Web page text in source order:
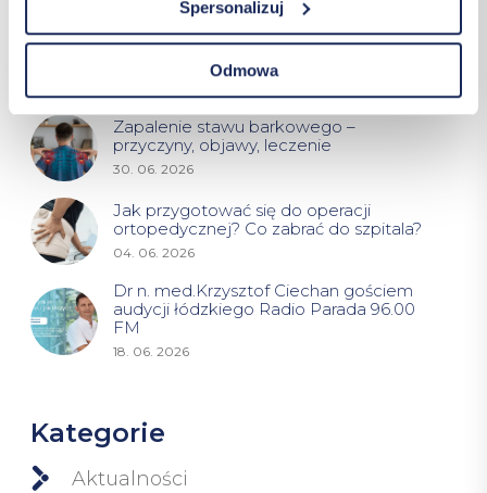
Spersonalizuj
Odmowa
Przykurcz Dupuytrena – przyczyny,
objawy, leczenie
Zapalenie stawu barkowego –
przyczyny, objawy, leczenie
30. 06. 2026
Jak przygotować się do operacji
ortopedycznej? Co zabrać do szpitala?
04. 06. 2026
Dr n. med.Krzysztof Ciechan gościem
audycji łódzkiego Radio Parada 96.00
FM
18. 06. 2026
Kategorie
Aktualności